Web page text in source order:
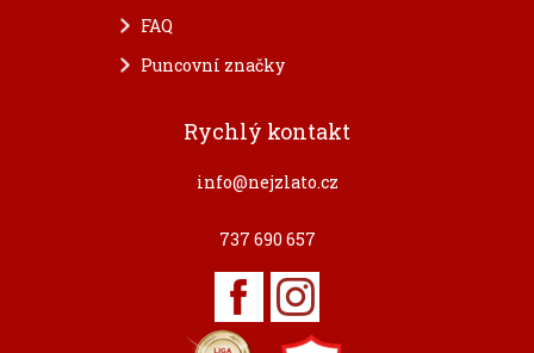
FAQ
Puncovní značky
Rychlý kontakt
info@nejzlato.cz
737 690 657